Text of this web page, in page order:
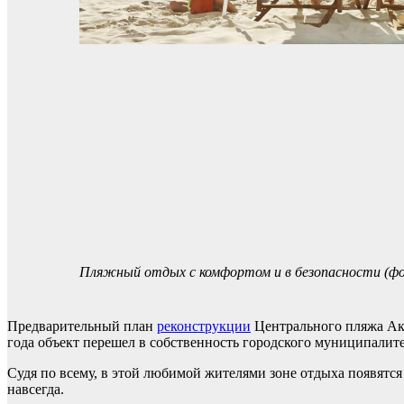
Пляжный отдых с комфортом и в безопасности
Предварительный план реконструкции Центрального пляжа
года объект перешел в собственность городского
Судя по всему, в этой любимой жителями зоне отдыха
навсегда.